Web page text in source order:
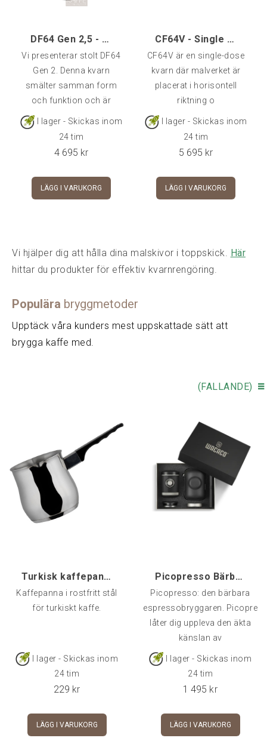
DF64 Gen 2,5 - Single Dose Kaffekvarn - Svart
Vi presenterar stolt DF64
Gen 2. Denna kvarn
smälter samman form
och funktion och är
resultat
I lager - Skickas inom
24 tim
4 695 kr
LÄGG I VARUKORG
CF64V - Single Dose Kaffekvarn
CF64V är en single-dose
kvarn där malverket är
placerat i horisontell
riktning o
I lager - Skickas inom
24 tim
5 695 kr
LÄGG I VARUKORG
Vi hjälper dig att hålla dina malskivor i toppskick. Här
hittar du produkter för effektiv kvarnrengöring.
Populära bryggmetoder
Upptäck våra kunders mest uppskattade sätt att
brygga kaffe med.
(FALLANDE)
Turkisk kaffepanna 50 cl, 6-kopp
Kaffepanna i rostfritt stål
för turkiskt kaffe.
I lager - Skickas inom
24 tim
229 kr
LÄGG I VARUKORG
Picopresso Bärbar Espressobryggare - Wacaco
Picopresso: den bärbara
espressobryggaren.
låter dig uppleva den äkta
känslan av
I lager - Skickas inom
24 tim
1 495 kr
LÄGG I VARUKORG